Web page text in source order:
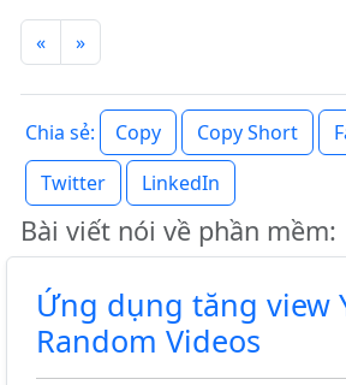
« »
Chia sẻ: Copy Copy Short
Twitter
LinkedIn
Bài viết nói về phần mềm:
Ứng dụng tăng view
Random Videos